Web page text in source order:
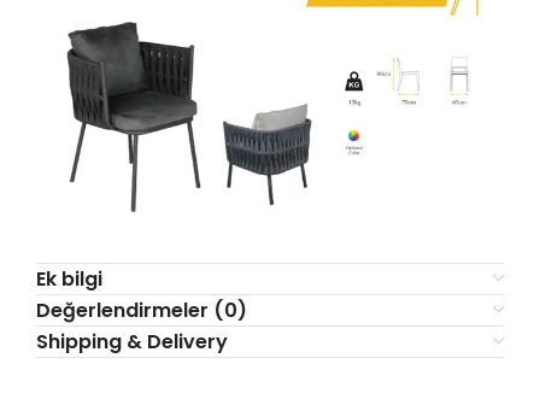
Ek bilgi
Değerlendirmeler (0)
Shipping & Delivery